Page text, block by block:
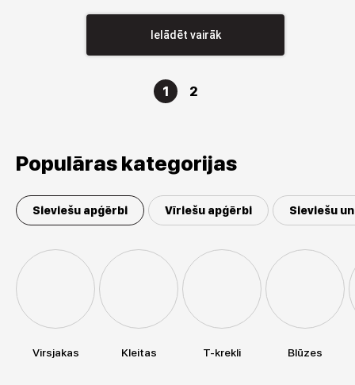
Ielādēt vairāk
1 2
Populāras kategorijas
Sieviešu apģērbi Vīriešu apģērbi Sieviešu
Virsjakas Kleitas T-krekli Blūzes